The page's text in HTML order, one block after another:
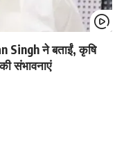
Singh ने बताईं, कृषि
संभावनाएं